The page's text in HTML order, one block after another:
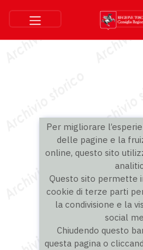
Per migliorare
delle pagine e la
online, questo sito
Questo sito permette
cookie di terze parti
la condivisione e la
social
Chiudendo questo
questa pagina o